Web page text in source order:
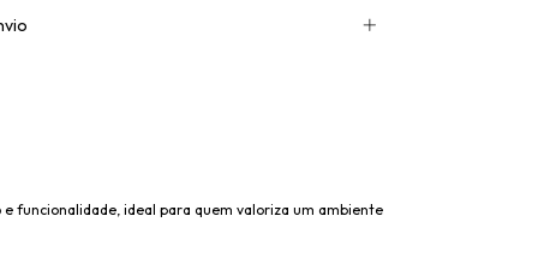
funcionalidade, ideal para quem valoriza um ambiente